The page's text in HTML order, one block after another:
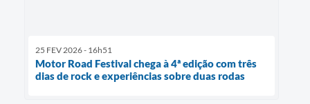
25 FEV 2026 - 16h51
Motor Road Festival chega à 4ª edição com três
dias de rock e experiências sobre duas rodas